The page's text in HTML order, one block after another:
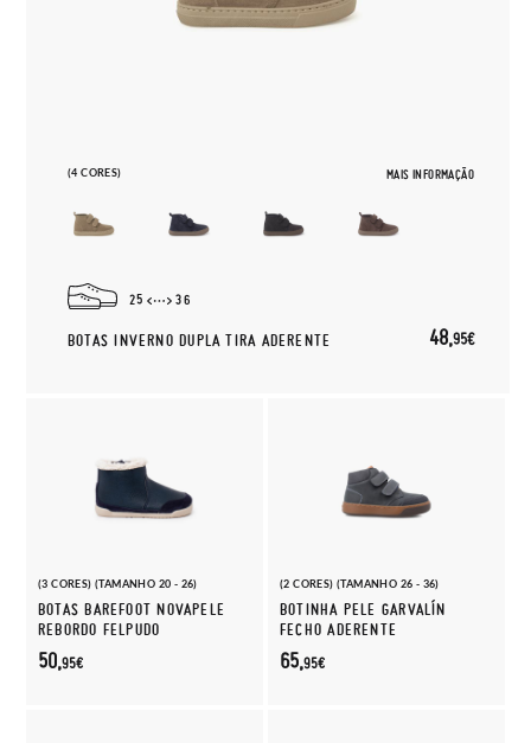
(4 CORES) MAIS INFORMAÇÃO
25 36
BOTAS INVERNO DUPLA TIRA ADERENTE 48,95€
(3 CORES) (TAMANHO 20 - 26)
BOTAS BAREFOOT NOVAPELE
REBORDO FELPUDO
50,95€
(2 CORES) (TAMANHO 26 - 36)
BOTINHA PELE GARVALÍN
FECHO ADERENTE
65,95€